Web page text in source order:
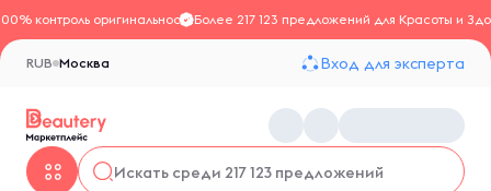
контроль оригинальностиБолее 217 123 предложений для Красоты и
Москва
RUB Вход для эксперта